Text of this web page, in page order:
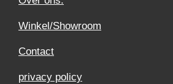
Winkel/Showroom
Contact
privacy policy